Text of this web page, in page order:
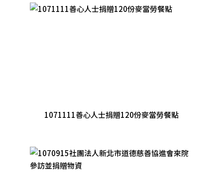
1071111善心人士捐贈120份麥當勞餐點